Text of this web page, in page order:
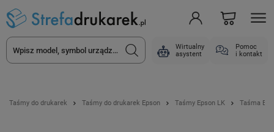
Wirtualny
asystent
Pomoc
i kontakt
Taśmy do drukarek Taśmy do drukarek Epson Taśmy Epson LK Taśma